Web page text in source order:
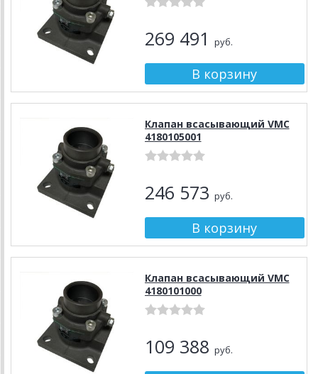
269 491 руб.
Клапан всасывающий VMC
4180105001
246 573 руб.
Клапан всасывающий VMC
4180101000
109 388 руб.